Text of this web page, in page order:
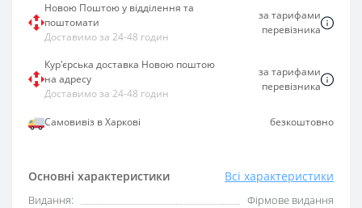
Основні характеристики Всі характеристики
Видання:
Фірмове видання
Новою Поштою у відділення та
поштомати
Доставимо за 24-48 годин
за тарифами
перевізника
Кур'єрська доставка Новою поштою
на адресу
Доставимо за 24-48 годин
за тарифами
перевізника
Самовивіз в Харкові безкоштовно